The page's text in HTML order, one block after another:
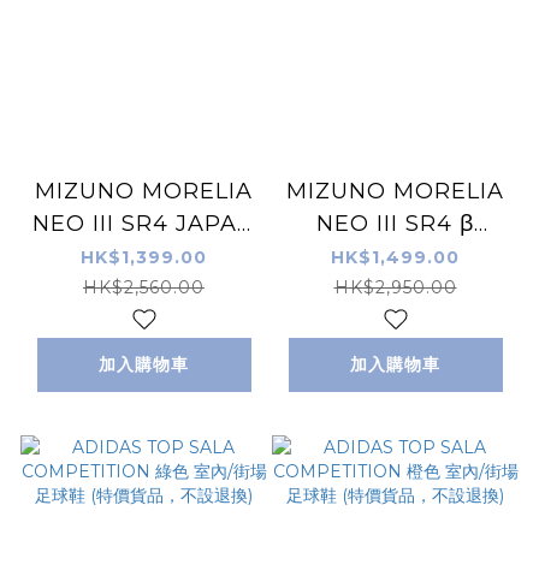
MIZUNO MORELIA
NEO III SR4 JAPAN
草地足球鞋 全球限量
版黑色
HK$1,399.00
HK$2,560.00
加入購物車
MIZUNO MORELIA
NEO III SR4 β
JAPAN 草地足球鞋
全球限量版黑色 (特價
貨品，不設退換)
HK$1,499.00
HK$2,950.00
加入購物車